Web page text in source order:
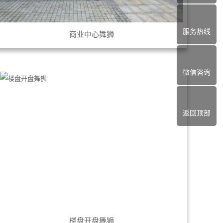
商业中心舞狮
楼盘开盘舞狮
服务热线
微信咨询
返回顶部